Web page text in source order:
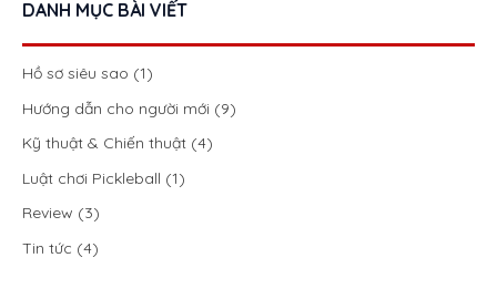
DANH MỤC BÀI VIẾT
Hồ sơ siêu sao (1)
Hướng dẫn cho người mới (9)
Kỹ thuật & Chiến thuật (4)
Luật chơi Pickleball (1)
Review (3)
Tin tức (4)